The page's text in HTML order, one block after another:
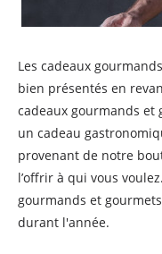
Les cadeaux
bien présentés en
cadeaux gourmands et
un cadeau
provenant de notre
l’offrir à qui vous
gourmands et
durant l'année.